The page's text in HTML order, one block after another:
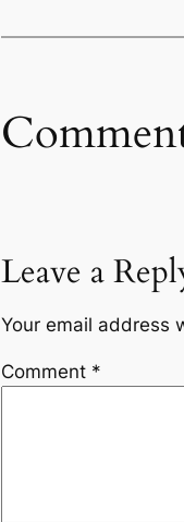
Leave a
Your email address
Comment *